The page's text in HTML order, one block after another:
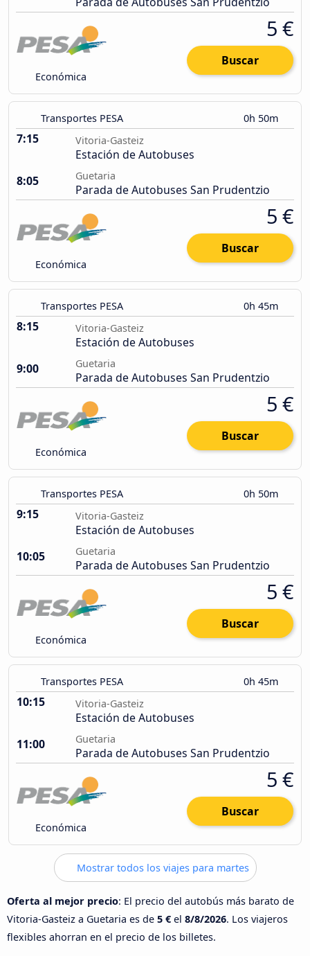
Económica
5 €
Buscar
Transportes PESA 0h 50m
7:15 Vitoria-Gasteiz
Estación de Autobuses
8:05
Guetaria
Parada de Autobuses San Prudentzio
Económica
5 €
Buscar
Transportes PESA 0h 45m
8:15 Vitoria-Gasteiz
Estación de Autobuses
9:00
Guetaria
Parada de Autobuses San Prudentzio
Económica
5 €
Buscar
Transportes PESA 0h 50m
9:15 Vitoria-Gasteiz
Estación de Autobuses
10:05
Guetaria
Parada de Autobuses San Prudentzio
Económica
5 €
Buscar
Transportes PESA 0h 45m
10:15 Vitoria-Gasteiz
Estación de Autobuses
11:00
Guetaria
Parada de Autobuses San Prudentzio
Económica
5 €
Buscar
Mostrar todos los viajes para martes
Oferta al mejor precio: El precio del autobús más barato de
Vitoria-Gasteiz a Guetaria es de 5 € el 8/8/2026. Los viajeros
flexibles ahorran en el precio de los billetes.